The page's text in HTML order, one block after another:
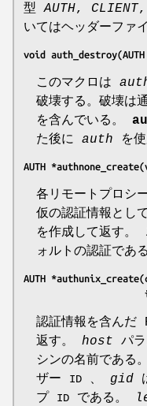
型AUTH, CLIENT,
いてはヘッダーファ
void
このマクロは
破壊する。破壊は
を含んでいる。
た後に auth を
AUTH
各リモートプロシ
仮の認証情報とし
を作成して返す。
ォルトの認証である
AUTH
認証情報を含んだ
返す。 host パ
シンの名前である
ザー
ID 、 gid
プ
ID である。